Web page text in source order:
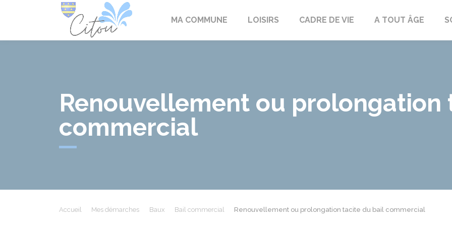
MA COMMUNE LOISIRS CADRE DE VIE A TOUT ÂGE
Renouvellement ou prolongation
commercial
Accueil Mes démarches Baux Bail commercial Renouvellement ou prolongation tacite du bail commercial